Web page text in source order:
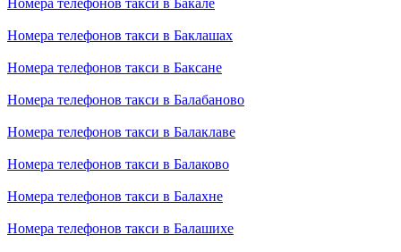
Номера телефонов такси в Бакале
Номера телефонов такси в Баклашах
Номера телефонов такси в Баксане
Номера телефонов такси в Балабаново
Номера телефонов такси в Балаклаве
Номера телефонов такси в Балаково
Номера телефонов такси в Балахне
Номера телефонов такси в Балашихе